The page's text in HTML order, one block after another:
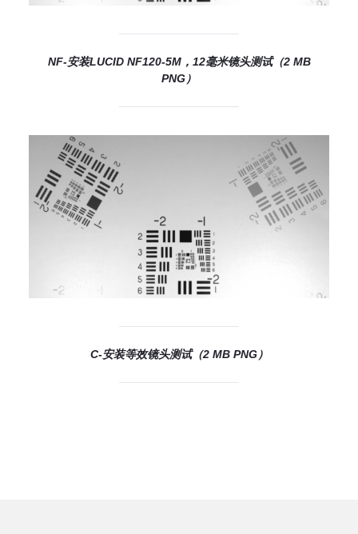
NF-安装LUCID NF120-5M，12毫米镜头测试（2 MB
PNG）
C-安装等效镜头测试（2 MB PNG）